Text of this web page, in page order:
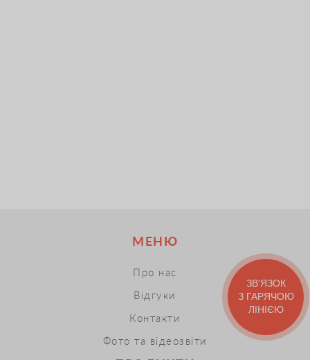
МЕНЮ
Про нас
Відгуки
Контакти
Фото та відеозвіти
ЗВ'ЯЗОК
З ГАРЯЧОЮ
ЛІНІЄЮ